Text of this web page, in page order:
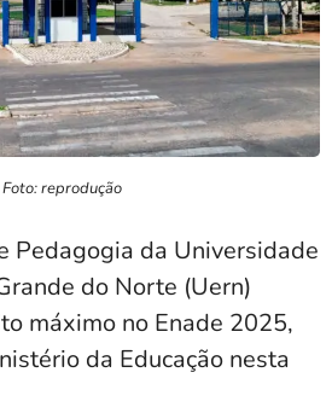
Foto: reprodução
Pedagogia da Universidade
do Norte (Uern)
máximo no Enade 2025,
da Educação nesta